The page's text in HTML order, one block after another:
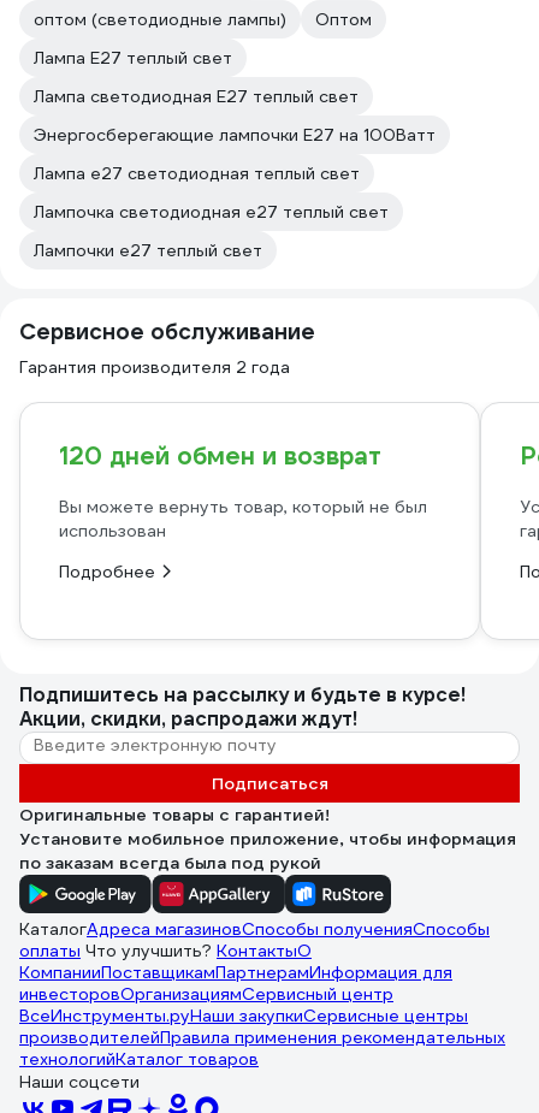
оптом (светодиодные лампы)
Оптом
Лампа E27 теплый свет
Лампа светодиодная E27 теплый свет
Энергосберегающие лампочки E27 на 100Ватт
Лампа е27 светодиодная теплый свет
Лампочка светодиодная е27 теплый свет
Лампочки е27 теплый свет
Сервисное обслуживание
Гарантия производителя 2 года
120 дней обмен и возврат
Вы можете вернуть товар, который не был
использован
Подробнее
Подпишитесь на рассылкуи будьте в курсе!
Акции, скидки, распродажи ждут!
Подписаться
Оригинальные товары с гарантией!
Установите мобильное приложение, чтобы информация
по заказам всегда была под рукой
КаталогАдреса магазиновСпособы полученияСпособы
оплаты Что улучшить? КонтактыО
КомпанииПоставщикамПартнерамИнформация для
инвесторовОрганизациямСервисный центр
ВсеИнструменты.руНаши закупкиСервисные центры
производителейПравила применения рекомендательных
технологийКаталог товаров
Наши соцсети